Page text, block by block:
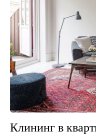
Клининг на даче